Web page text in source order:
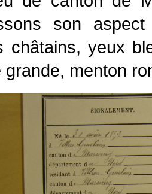
son
châtains, yeux
grande, menton